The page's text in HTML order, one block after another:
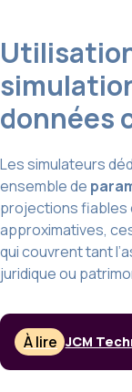
données
Les simulateurs
ensemble de
projections fiables
approximatives,
qui couvrent tant
juridique ou
À lire JCM